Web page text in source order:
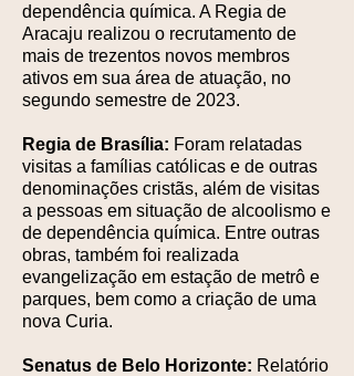
dependência química. A Regia de
Aracaju realizou o recrutamento de
mais de trezentos novos membros
ativos em sua área de atuação, no
segundo semestre de 2023.
Regia de Brasília: Foram relatadas
visitas a famílias católicas e de outras
denominações cristãs, além de visitas
a pessoas em situação de alcoolismo e
de dependência química. Entre outras
obras, também foi realizada
evangelização em estação de metrô e
parques, bem como a criação de uma
nova Curia.
Senatus de Belo Horizonte: Relatório